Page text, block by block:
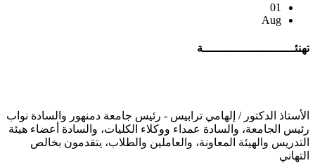
01
Aug
تهنئــــــــــــــــــــــــــة
الأستاذ الدكتور / إلهامي ترابيس - رئيس جامعة دمنهور والسادة نواب
رئيس الجامعة، والسادة عمداء ووكلاء الكليات، والسادة أعضاء هيئة
التدريس والهيئة المعاونة، والعاملين والطلاب، يتقدمون بخالص
التهاني